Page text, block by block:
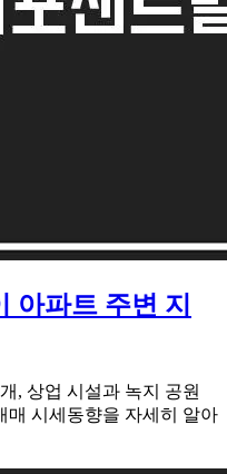
아파트 주변 지
, 상업 시설과 녹지 공원
매 시세동향을 자세히 알아